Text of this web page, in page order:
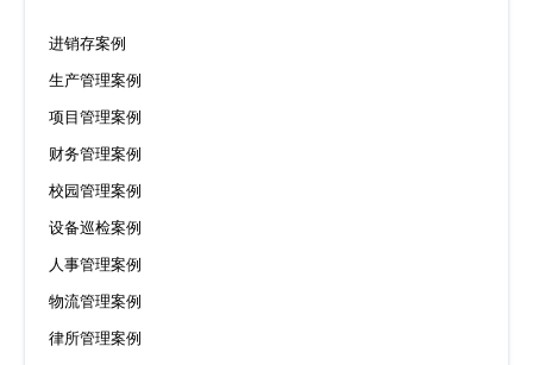
进销存案例
生产管理案例
项目管理案例
财务管理案例
校园管理案例
设备巡检案例
人事管理案例
物流管理案例
律所管理案例